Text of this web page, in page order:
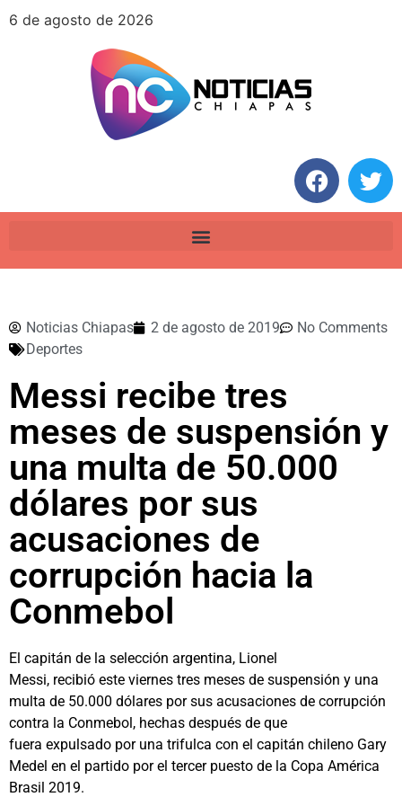
6 de agosto de 2026
Noticias Chiapas 2 de agosto de 2019
No Comments
Deportes
Messi recibe tres
meses de suspensión y
una multa de 50.000
dólares por sus
acusaciones de
corrupción hacia la
Conmebol
El capitán de la selección argentina, Lionel
Messi, recibió este viernes tres meses de suspensión y una
multa de 50.000 dólares por sus acusaciones de corrupción
contra la Conmebol, hechas después de que
fuera expulsado por una trifulca con el capitán chileno Gary
Medel en el partido por el tercer puesto de la Copa América
Brasil 2019.